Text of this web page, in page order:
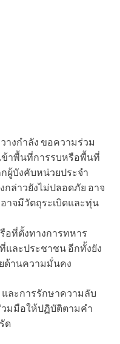
างกำลัง ขอความร่วม
ข้าพื้นที่การรบหรือพื้นที่
ผู้บังคับหน่วยประจำ
ล่าวยังไม่ปลอดภัย อาจ
าจมีวัตถุระเบิดและทุ่น
อที่ตั้งทางการทหาร
และประชาชน อีกทั้งยัง
ด้านความมั่นคง
ละการรักษาความลับ
มมือให้ปฏิบัติตามคำ
ด